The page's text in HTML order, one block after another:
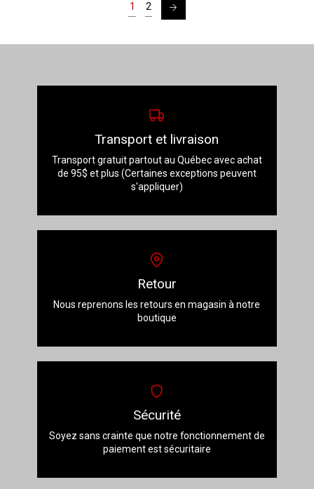
peuvent
variations.
Les
peuvent
sur
page
produit
1 2
Transport et livraison
Transport gratuit partout au Québec avec achat
de 95$ et plus (Certaines exceptions peuvent
s'appliquer)
Retour
Nous reprenons les retours en magasin à notre
boutique
Sécurité
Soyez sans crainte que notre fonctionnement de
paiement est sécuritaire